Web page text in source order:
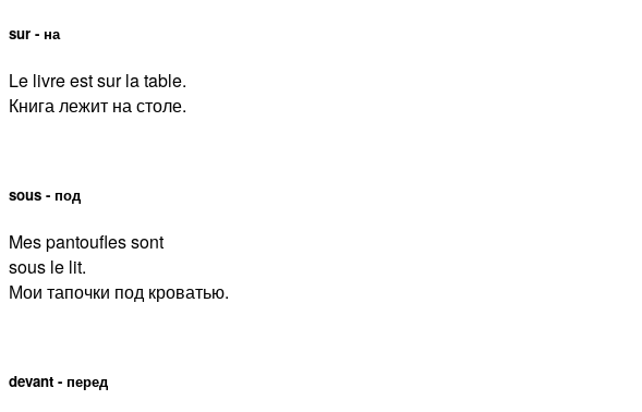
sur - на
Le livre est sur la table.
Книга лежит на столе.
sous - под
Mes pantoufles sont
sous le lit.
Мои тапочки под кроватью.
devant - перед